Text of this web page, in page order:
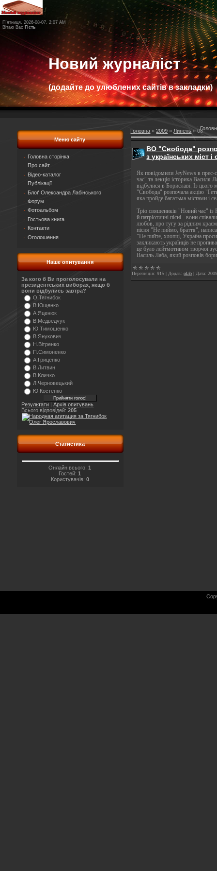
П`ятниця, 2026-08-07, 2:07 AM
Вітаю Вас Гість
Новий журналіст
(додайте до улюблених сайтів в закладки)
Меню сайту
Головна сторінка
Про сайт
Відео-каталог
Публікації
Блоґ Олександра Лабінського
Форум
Фотоальбом
Гостьова книга
Контакти
Оголошення
Наше опитування
За кого б Ви проголосували на
президентських виборах, якщо б
вони відбулись завтра?
О.Тягнибок
В.Ющенко
А.Яценюк
В.Медведчук
Ю.Тимошенко
В.Янукович
Н.Вітренко
П.Симоненко
А.Гриценко
В.Литвин
В.Кличко
Л.Черновецький
Ю.Костенко
Результати |Архів опитувань
Всього відповідей:205
Статистика
Онлайн всього:1
Гостей:1
Користувачів: 0
Головна »2009 » Липень » 08
ВО "Свобода"
з українських міст і
Як повідомили JeyNews в
час" та лекція історика Василя
відбулися в Бориславі. Із цього
"Свобода" розпочала акцію
яка пройде багатьма містами і
Тріо священиків "Новий час" із
й патріотичні пісні - вони
любов, про тугу за рідним
пісня "Не пиймо, браття",
"Не пийте, хлопці, Україна
закликають українців не
це було лейтмотивом творчої
Василь Лаба, який розповів
Переглядів: 915 | Додав: olab | Дата: